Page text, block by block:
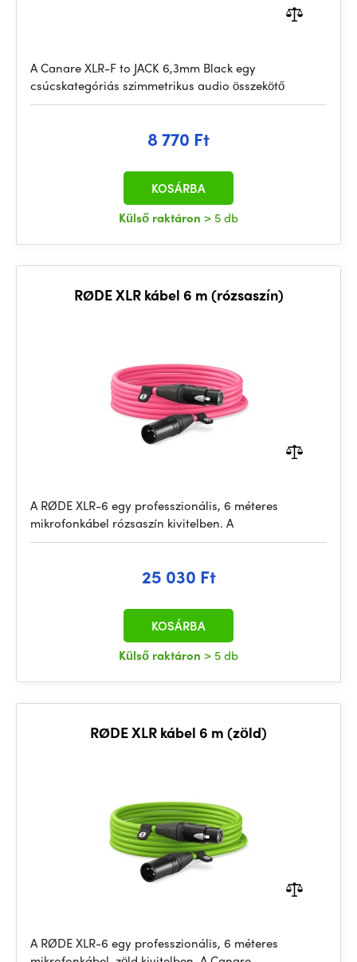
A Canare XLR-F to JACK 6,3mm Black egy
csúcskategóriás szimmetrikus audio összekötő
8 770 Ft
Külső raktáron > 5 db
KOSÁRBA
RØDE XLR kábel 6 m (rózsaszín)
A RØDE XLR-6 egy professzionális, 6 méteres
mikrofonkábel rózsaszín kivitelben. A
25 030 Ft
Külső raktáron > 5 db
KOSÁRBA
RØDE XLR kábel 6 m (zöld)
A RØDE XLR-6 egy professzionális, 6 méteres